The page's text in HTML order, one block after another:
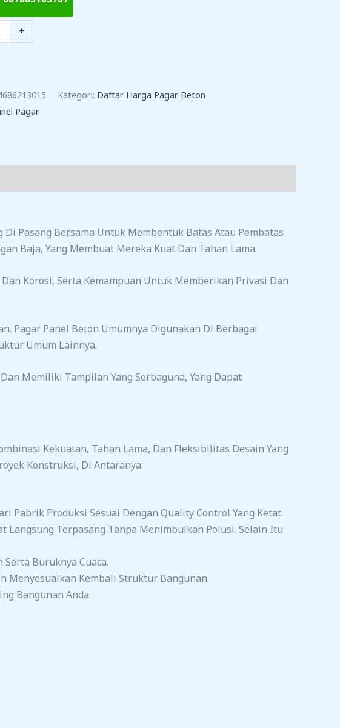
+
Kategori: Daftar Harga Pagar Beton
Pagar
Pasang Bersama Untuk Membentuk Batas Atau Pembatas
Baja, Yang Membuat Mereka Kuat Dan Tahan Lama.
Korosi, Serta Kemampuan Untuk Memberikan Privasi Dan
Pagar Panel Beton Umumnya Digunakan Di Berbagai
Umum Lainnya.
Memiliki Tampilan Yang Serbaguna, Yang Dapat
Kekuatan, Tahan Lama, Dan Fleksibilitas Desain Yang
Konstruksi, Di Antaranya:
Pabrik Produksi Sesuai Dengan Quality Control Yang Ketat.
Langsung Terpasang Tanpa Menimbulkan Polusi. Selain Itu
Buruknya Cuaca.
Menyesuaikan Kembali Struktur Bangunan.
Bangunan Anda.